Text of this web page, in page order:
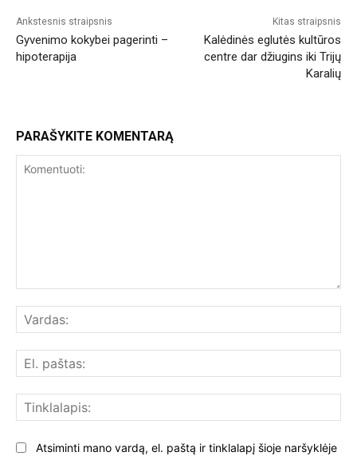
Ankstesnis straipsnis
Gyvenimo kokybei pagerinti –
hipoterapija
Kitas straipsnis
Kalėdinės eglutės kultūros
centre dar džiugins iki Trijų
Karalių
PARAŠYKITE KOMENTARĄ
Atsiminti mano vardą, el. paštą ir tinklalapį šioje naršyklėje